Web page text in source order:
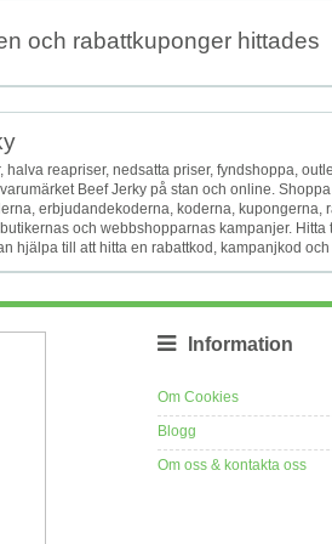
och rabattkuponger hittades
reapriser, nedsatta priser, fyndshoppa,
Beef Jerky på stan och online.
erbjudandekoderna, koderna, kupongerna,
och webbshopparnas kampanjer.
hjälpa till att hitta en rabattkod, kampanjkod
Information
Om Cookies
Blogg
Om oss & kontakta oss